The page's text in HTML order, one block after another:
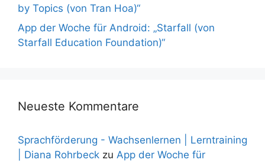
by Topics (von Tran Hoa)“
App der Woche für Android: „Starfall (von
Starfall Education Foundation)“
Neueste Kommentare
Sprachförderung - Wachsenlernen | Lerntraining
| Diana Rohrbeck zu App der Woche für